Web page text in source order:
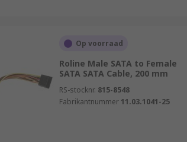
Op voorraad
Roline Male SATA to Female
SATA SATA Cable, 200 mm
RS-stocknr. 815-8548
Fabrikantnummer 11.03.1041-25